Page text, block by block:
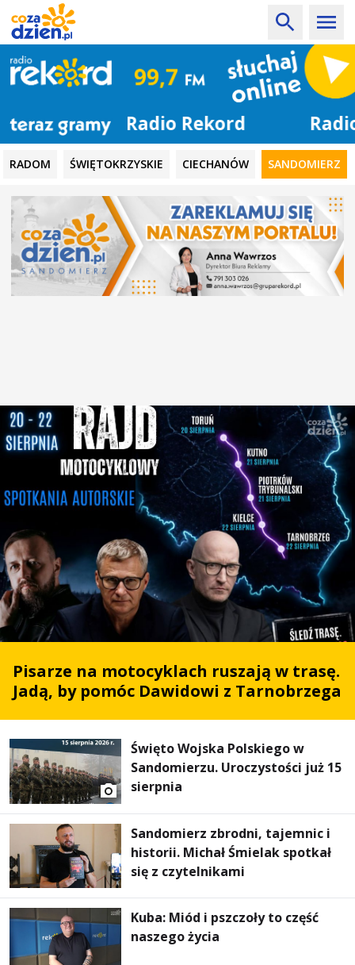
Radio Rekord
RADOM ŚWIĘTOKRZYSKIE CIECHANÓW SANDOMIERZ
Pisarze na motocyklach ruszają w trasę.
Jadą, by pomóc Dawidowi z Tarnobrzega
Święto Wojska Polskiego w
Sandomierzu. Uroczystości już 15
sierpnia
Sandomierz zbrodni, tajemnic i
historii. Michał Śmielak spotkał
się z czytelnikami
Kuba: Miód i pszczoły to część
naszego życia